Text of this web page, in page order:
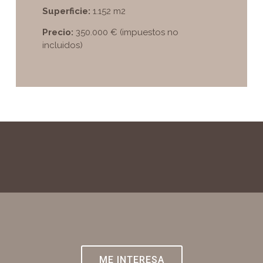
Superficie: 1.152 m2
Precio: 350.000 € (impuestos no
incluidos)
ME INTERESA